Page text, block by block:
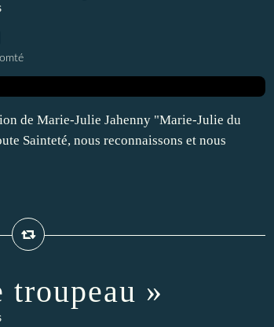
de Marie-Julie Jahenny "Marie-Julie du
Sainteté, nous reconnaissons et nous
troupeau »